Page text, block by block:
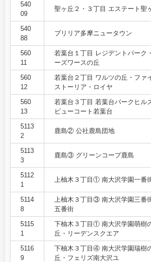
540
09
聖ヶ丘２・３丁目 エステート聖
540
88
ブリリア多摩ニュータウン
560
11
若葉台１丁目 レジデントパーク
ーズワースの丘
560
12
若葉台２丁目 ワルツの丘・ファ
ストーリア・ロイヤ
560
13
若葉台３丁目 若葉台パークヒル
ビューコート若葉台
5113
2
鹿島② 公社鹿島団地
5113
3
鹿島③ グリーンコープ鹿島
5112
1
上柚木３丁目① 南大沢学園一番
5114
8
上柚木３丁目③ 南大沢学園三番
五番街
5115
1
下柚木３丁目① 南大沢学園萌樹
丘・リーデンスクエア
5116
9
下柚木３丁目④ 南大沢学園瑞樹
丘・フェリズ南大沢ユ